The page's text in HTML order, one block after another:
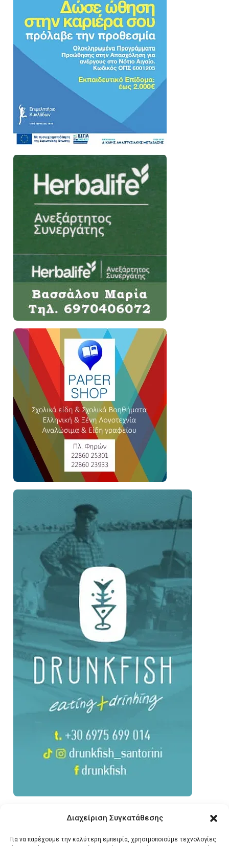
Διαχείριση Συγκατάθεσης
Για να παρέχουμε την καλύτερη εμπειρία, χρησιμοποιούμε τεχνολογίες